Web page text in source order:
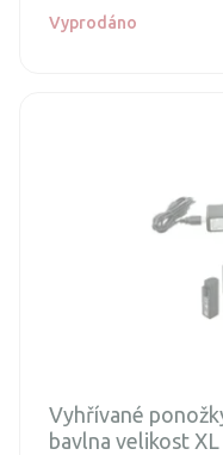
Vyprodáno
Vyhřívané
bavlna velikost XL